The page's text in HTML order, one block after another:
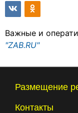
Важные и
"ZAB.RU"
Размещение
Контакты